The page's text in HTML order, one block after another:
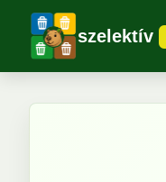
szelektív